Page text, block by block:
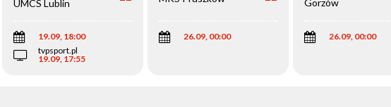
UMCS Lublin
19.09, 18:00
tvpsport.pl
19.09, 17:55
26.09, 00:00
Gorzów
26.09, 00:00